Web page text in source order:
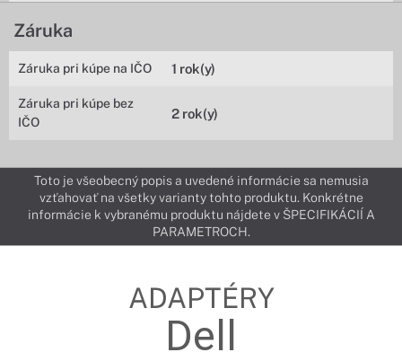
Záruka
Záruka pri kúpe na IČO 1 rok(y)
Záruka pri kúpe bez
IČO
2 rok(y)
Toto je všeobecný popis a uvedené informácie sa nemusia
vzťahovať na všetky varianty tohto produktu. Konkrétne
informácie k vybranému produktu nájdete v ŠPECIFIKÁCIÍ A
PARAMETROCH.
ADAPTÉRY
Dell